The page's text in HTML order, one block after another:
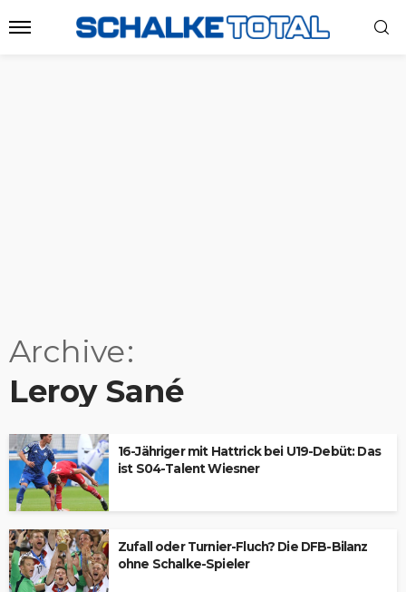
Archive
Leroy Sané
16-Jähriger mit Hattrick bei U19-Debüt: Das
ist S04-Talent Wiesner
Zufall oder Turnier-Fluch? Die DFB-Bilanz
ohne Schalke-Spieler